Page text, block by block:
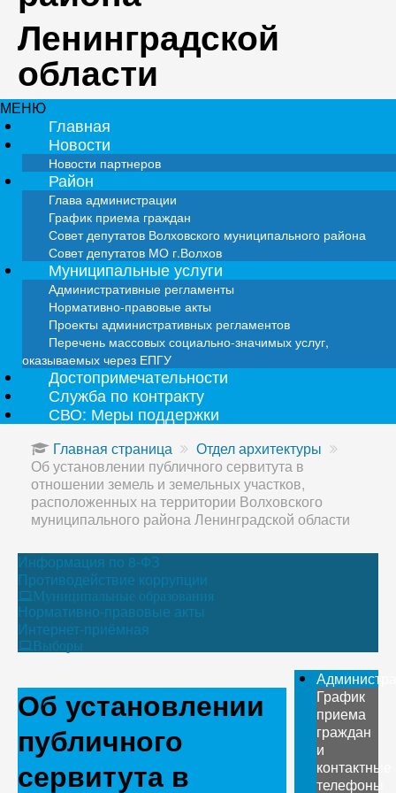
Ленинградской
области
МЕНЮ
Главная
Новости
Новости партнеров
Район
Глава администрации
График приема граждан
Совет депутатов Волховского муниципального района
Совет депутатов МО г.Волхов
Муниципальные услуги
Административные регламенты
Нормативно-правовые акты
Проекты административных регламентов
Перечень массовых социально-значимых услуг,
оказываемых через ЕПГУ
Достопримечательности
Служба по контракту
СВО: Меры поддержки
Главная страница
Отдел архитектуры
Об установлении публичного сервитута в
отношении земель и земельных участков,
расположенных на территории Волховского
муниципального района Ленинградской области
Информация по 8-ФЗ
Противодействие коррупции
Муниципальные образования
Нормативно-правовые акты
Интернет-приёмная
Выборы
Об установлении
публичного
сервитута в
График
приема
граждан
и
контактные
телефоны